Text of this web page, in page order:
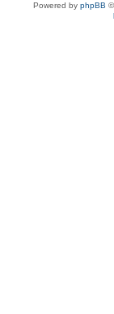
Powered by phpBB